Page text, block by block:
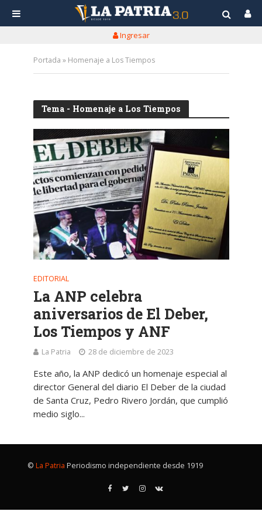
Ingresar
Portada » Homenaje a Los Tiempos
Tema - Homenaje a Los Tiempos
EDITORIAL
La ANP celebra
aniversarios de El Deber,
Los Tiempos y ANF
La Patria 28 de diciembre de 2023
Este año, la ANP dedicó un homenaje especial al
director General del diario El Deber de la ciudad
de Santa Cruz, Pedro Rivero Jordán, que cumplió
medio siglo...
© La Patria Periodismo independiente desde 1919